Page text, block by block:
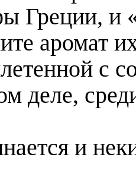
Греции, и
аромат
с
деле,
и